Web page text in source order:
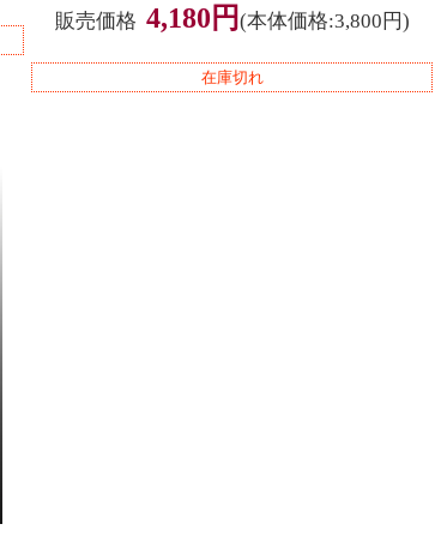
販売価格 4,180円 (本体価格:3,800円)
在庫切れ